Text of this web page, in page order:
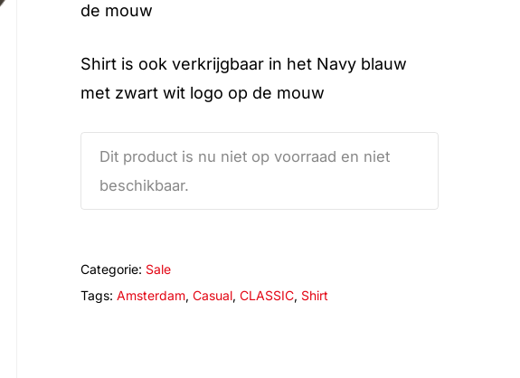
de mouw
Shirt is ook verkrijgbaar in het Navy blauw
met zwart wit logo op de mouw
Dit product is nu niet op voorraad en niet
beschikbaar.
Categorie: Sale
Tags:Amsterdam,Casual,CLASSIC, Shirt